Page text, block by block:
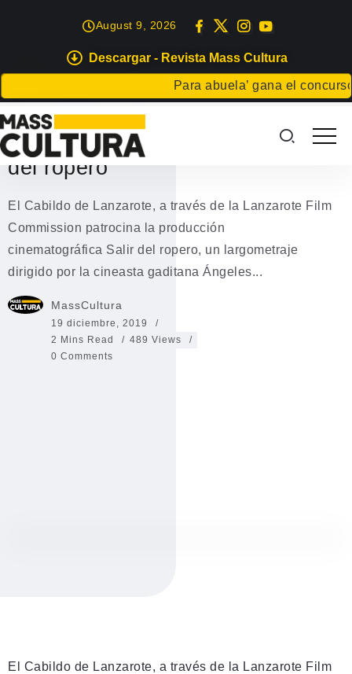
Descargar - Revista Mass Cultura
Para abuela’ gana el concurso
August 9, 2026
CINE
El Cabildo patrocina la
producción cinematográfica Salir
del ropero
El Cabildo de Lanzarote, a través de la Lanzarote Film
Commission patrocina la producción
cinematográfica Salir del ropero, un largometraje
dirigido por la cineasta gaditana Ángeles...
MassCultura
19 diciembre, 2019
2 Mins Read
489 Views
0 Comments
El Cabildo de Lanzarote, a través de la Lanzarote Film